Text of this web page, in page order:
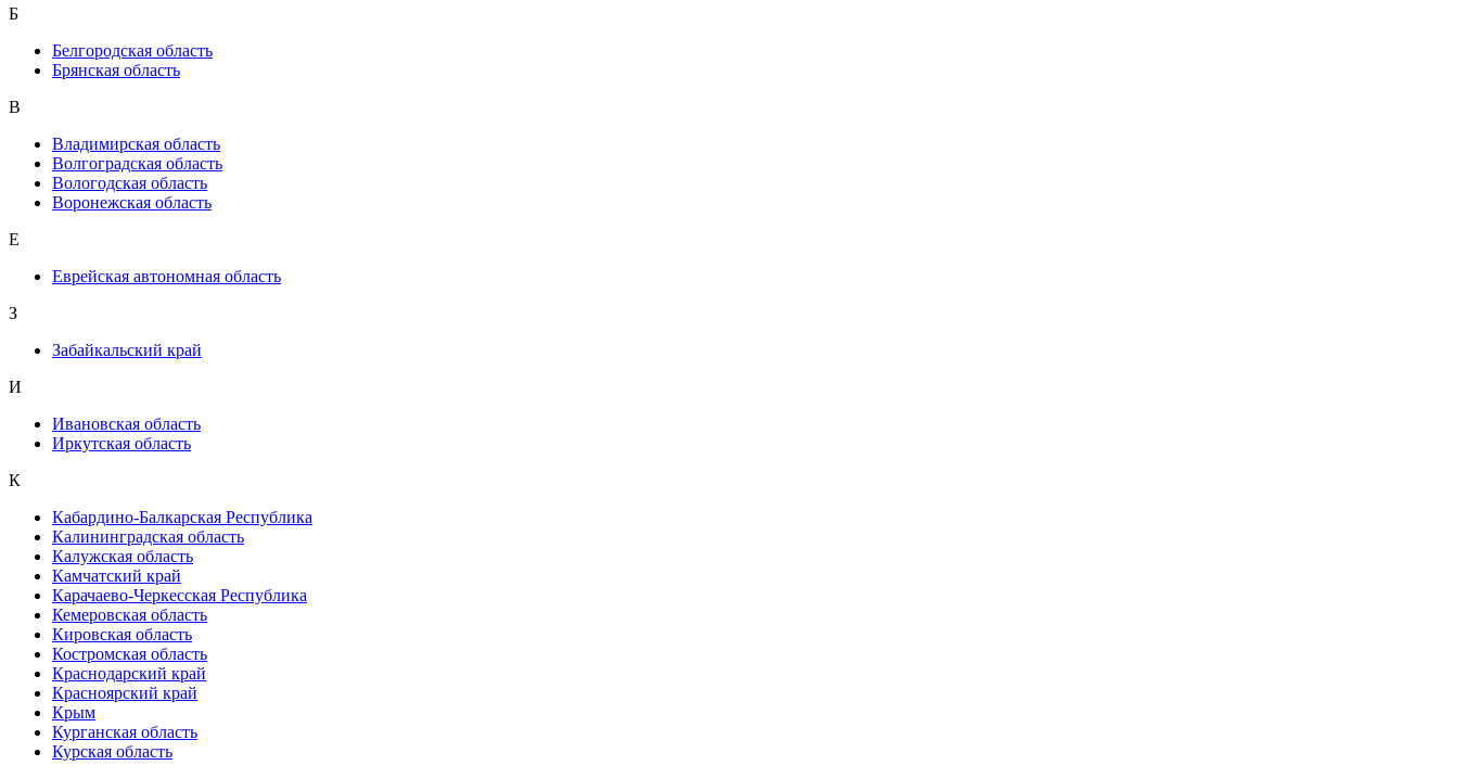
Б
Белгородская область
Брянская область
В
Владимирская область
Волгоградская область
Вологодская область
Воронежская область
Е
Еврейская автономная область
З
Забайкальский край
И
Ивановская область
Иркутская область
К
Кабардино-Балкарская Республика
Калининградская область
Калужская область
Камчатский край
Карачаево-Черкесская Республика
Кемеровская область
Кировская область
Костромская область
Краснодарский край
Красноярский край
Крым
Курганская область
Курская область